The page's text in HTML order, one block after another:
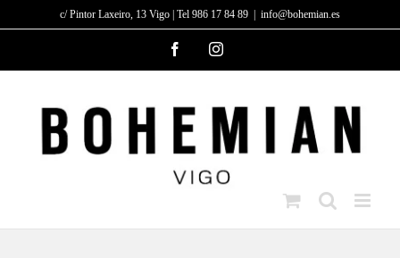
c/ Pintor Laxeiro, 13 Vigo | Tel 986 17 84 89 info@bohemian.es
FacebookInstagram